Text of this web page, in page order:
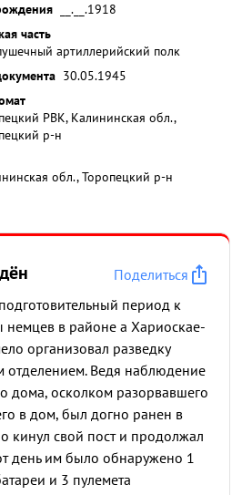
__.__.1918
часть
артиллерийский полк
30.05.1945
РВК, Калининская обл.,
р-н
обл., Торопецкий р-н
Поделиться
период к
в районе а Хариоскае-
организовал разведку
отделением. Ведя наблюдение
дома, осколком разорвавшего
в дом, был догно ранен в
кинул свой пост и продолжал
день им было обнаружено 1
и 3 пулемета